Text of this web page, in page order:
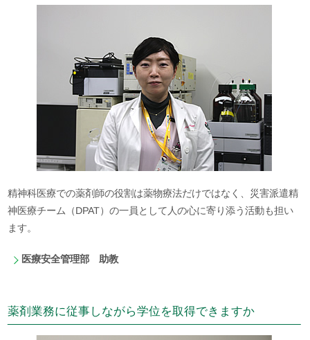
精神科医療での薬剤師の役割は薬物療法だけではなく、災害派遣精
神医療チーム（DPAT）の一員として人の心に寄り添う活動も担い
ます。
医療安全管理部 助教
薬剤業務に従事しながら学位を取得できますか